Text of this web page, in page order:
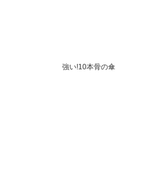
強い!10本骨の傘